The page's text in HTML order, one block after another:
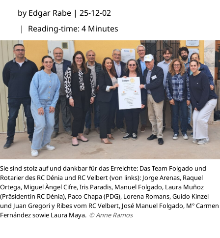
by Edgar Rabe | 25-12-02
| Reading-time: 4 Minutes
Sie sind stolz auf und dankbar für das Erreichte: Das Team Folgado und
Rotarier des RC Dénia und RC Velbert (von links): Jorge Arenas, Raquel
Ortega, Miguel Àngel Cifre, Iris Paradis, Manuel Folgado, Laura Muñoz
(Präsidentin RC Dénia), Paco Chapa (PDG), Lorena Romans, Guido Kinzel
und Juan Gregori y Ribes vom RC Velbert, José Manuel Folgado, M° Carmen
Fernández sowie Laura Maya. © Anne Ramos